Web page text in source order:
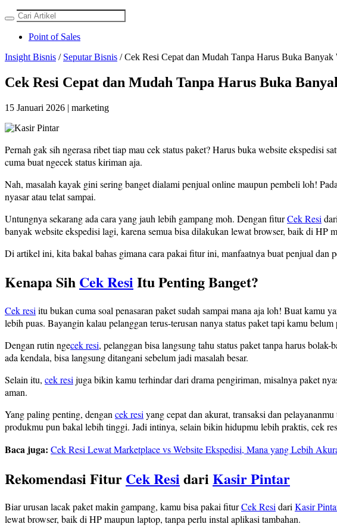
Point of Sales
Insight Bisnis / Seputar Bisnis / Cek Resi Cepat dan Mudah Tanpa Harus Buka Banyak
Cek Resi Cepat dan Mudah Tanpa Harus Buka
15 Januari 2026 | marketing
Pernah gak sih ngerasa ribet tiap mau cek status paket? Harus buka website
cuma buat ngecek status kiriman aja.
Nah, masalah kayak gini sering banget dialami penjual online maupun pembeli loh!
nyasar atau telat sampai.
Untungnya sekarang ada cara yang jauh lebih gampang moh. Dengan fiturCek Resi dari
banyak website ekspedisi lagi, karena semua bisa dilakukan lewat browser, baik di HP
Di artikel ini, kita bakal bahas gimana cara pakai fitur ini, manfaatnya buat penjual dan
Kenapa Sih Cek Resi Itu Penting Banget?
Cek resi itu bukan cuma soal penasaran paket sudah sampai mana aja loh! Buat kamu
lebih puas. Bayangin kalau pelanggan terus-terusan nanya status paket tapi kamu
Dengan rutin ngecek resi, pelanggan bisa langsung tahu status paket tanpa harus
ada kendala, bisa langsung ditangani sebelum jadi masalah besar.
Selain itu, cek resi juga bikin kamu terhindar dari drama pengiriman, misalnya paket
aman.
Yang paling penting, dengan cek resi yang cepat dan akurat, transaksi dan
produkmu pun bakal lebih tinggi. Jadi intinya, selain bikin hidupmu lebih praktis, cek
Baca juga: Cek Resi Lewat Marketplace vs Website Ekspedisi, Mana yang Lebih
Rekomendasi Fitur Cek Resi dari Kasir Pintar
Biar urusan lacak paket makin gampang, kamu bisa pakai fiturCek ResidariKasir
lewat browser, baik di HP maupun laptop, tanpa perlu instal aplikasi tambahan.